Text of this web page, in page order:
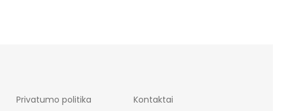
Privatumo politika
Kontaktai